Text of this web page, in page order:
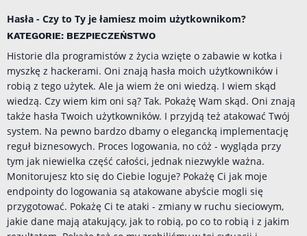
Hasła - Czy to Ty je łamiesz moim użytkownikom?
KATEGORIE: BEZPIECZEŃSTWO
Historie dla programistów z życia wzięte o zabawie w kotka i
myszkę z hackerami. Oni znają hasła moich użytkowników i
robią z tego użytek. Ale ja wiem że oni wiedzą. I wiem skąd
wiedzą. Czy wiem kim oni są? Tak. Pokażę Wam skąd. Oni znają
także hasła Twoich użytkowników. I przyjdą też atakować Twój
system. Na pewno bardzo dbamy o elegancką implementację
reguł biznesowych. Proces logowania, no cóż - wygląda przy
tym jak niewielka część całości, jednak niezwykle ważna.
Monitorujesz kto się do Ciebie loguje? Pokażę Ci jak moje
endpointy do logowania są atakowane abyście mogli się
przygotować. Pokażę Ci te ataki - zmiany w ruchu sieciowym,
jakie dane mają atakujący, jak to robią, po co to robią i z jakim